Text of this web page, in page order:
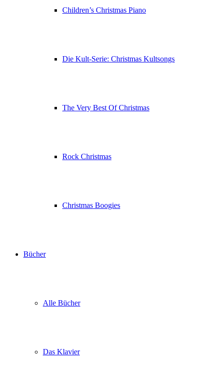
Children’s Christmas Piano
Die Kult-Serie: Christmas Kultsongs
The Very Best Of Christmas
Rock Christmas
Christmas Boogies
Bücher
Alle Bücher
Das Klavier